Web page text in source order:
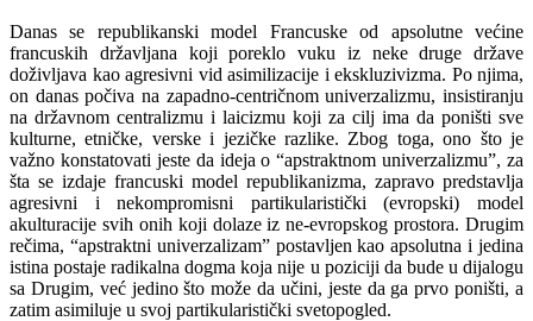
Danas se republikanski model Francuske od apsolutne većine
francuskih državljana koji poreklo vuku iz neke druge države
doživljava kao agresivni vid asimilizacije i ekskluzivizma. Po njima,
on danas počiva na zapadno-centričnom univerzalizmu, insistiranju
na državnom centralizmu i laicizmu koji za cilj ima da poništi sve
kulturne, etničke, verske i jezičke razlike. Zbog toga, ono što je
važno konstatovati jeste da ideja o “apstraktnom univerzalizmu”, za
šta se izdaje francuski model republikanizma, zapravo predstavlja
agresivni i nekompromisni partikularistički (evropski) model
akulturacije svih onih koji dolaze iz ne-evropskog prostora. Drugim
rečima, “apstraktni univerzalizam” postavljen kao apsolutna i jedina
istina postaje radikalna dogma koja nije u poziciji da bude u dijalogu
sa Drugim, već jedino što može da učini, jeste da ga prvo poništi, a
zatim asimiluje u svoj partikularistički svetopogled.